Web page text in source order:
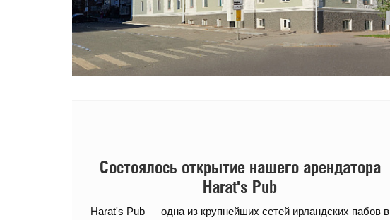
Состоялось открытие нашего арендатора
Harat's Pub
Harat's Pub — одна из крупнейших сетей ирландских пабов в